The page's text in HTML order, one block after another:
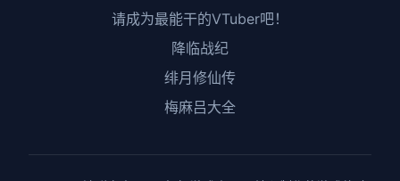
请成为最能干的VTuber吧！
降临战纪
绯月修仙传
梅麻吕大全